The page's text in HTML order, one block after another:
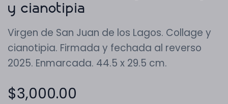
y cianotipia
Virgen de San Juan de los Lagos. Collage y
cianotipia. Firmada y fechada al reverso
2025. Enmarcada. 44.5 x 29.5 cm.
$3,000.00